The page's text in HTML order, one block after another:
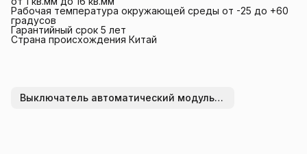
Рабочая температура окружающей среды от -25 до +60
градусов
Гарантийный срок 5 лет
Страна происхождения Китай
Выключатель автоматический модульный